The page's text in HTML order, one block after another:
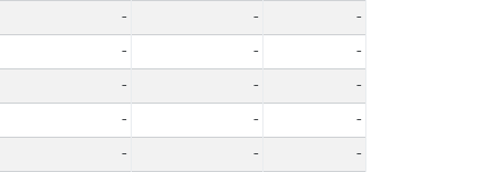
- -
-
- -
-
- -
-
- -
-
- -
-